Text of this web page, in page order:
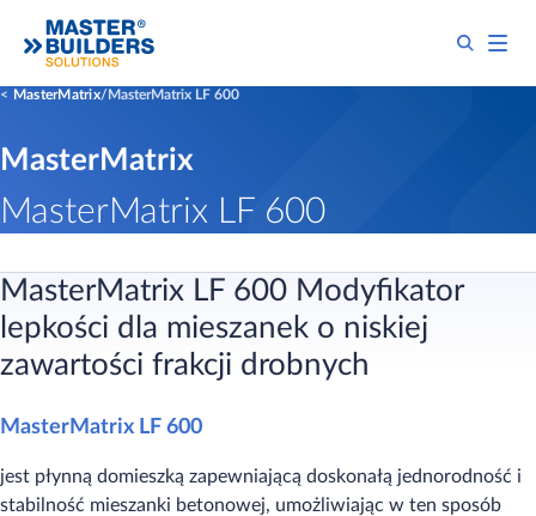
MasterMatrix MasterMatrix LF 600
MasterMatrix
MasterMatrix LF 600
MasterMatrix LF 600 Modyfikator
lepkości dla mieszanek o niskiej
zawartości frakcji drobnych
MasterMatrix LF 600
jest płynną domieszką zapewniającą doskonałą jednorodność i
stabilność mieszanki betonowej, umożliwiając w ten sposób